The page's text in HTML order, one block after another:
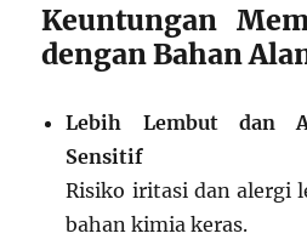
Keuntungan
dengan Bahan
Lebih Lembut dan
Sensitif
Risiko iritasi dan alergi
bahan kimia keras.